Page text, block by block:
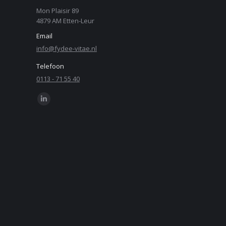
Mon Plaisir 89
4879 AM Etten-Leur
Email
info@fydee-vitae.nl
Telefoon
0113 - 71 55 40
Find us on: